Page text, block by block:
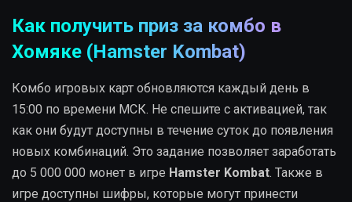
Как получить приз за комбо в
Хомяке (Hamster Kombat)
Комбо игровых карт обновляются каждый день в
15:00 по времени МСК. Не спешите с активацией, так
как они будут доступны в течение суток до появления
новых комбинаций. Это задание позволяет заработать
до 5 000 000 монет в игре Hamster Kombat. Также в
игре доступны шифры, которые могут принести